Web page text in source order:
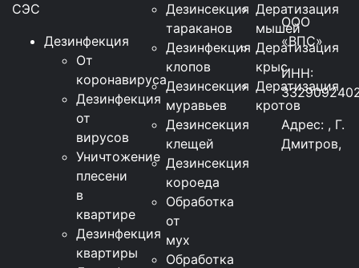
СЭС
Дезинфекция
От
коронавируса
Дезинфекция
от
вирусов
Уничтожение
плесени
в
квартире
Дезинфекция
квартиры
Дезинсекция
тараканов
Дезинфекция
клопов
Дезинсекция
муравьев
Дезинсекция
клещей
Дезинсекция
короеда
Обработка
от
мух
Обработка
Дератизация
мышей
Дератизация
крыс
Дератизация
кротов
ООО
«ВПС»
ИНН:
Адрес: , Г.
Дмитров,